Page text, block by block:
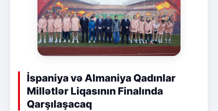
İspaniya və Almaniya Qadınlar
Millətlər Liqasının Finalında
Qarşılaşacaq